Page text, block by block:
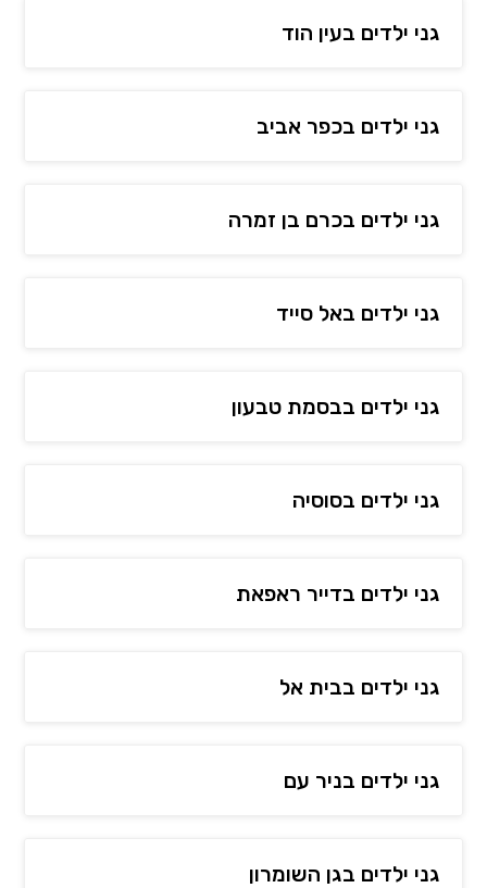
גני ילדים בעין הוד
גני ילדים בכפר אביב
גני ילדים בכרם בן זמרה
גני ילדים באל סייד
גני ילדים בבסמת טבעון
גני ילדים בסוסיה
גני ילדים בדייר ראפאת
גני ילדים בבית אל
גני ילדים בניר עם
גני ילדים בגן השומרון